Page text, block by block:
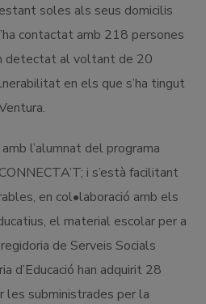
soles als seus domicilis
contactat amb 218 persones
detectat al voltant de 20
en els que s’ha tingut
l’alumnat del programa
i s’està facilitant
en col•laboració amb els
el material escolar per a
de Serveis Socials
d’Educació han adquirit 28
subministrades per la